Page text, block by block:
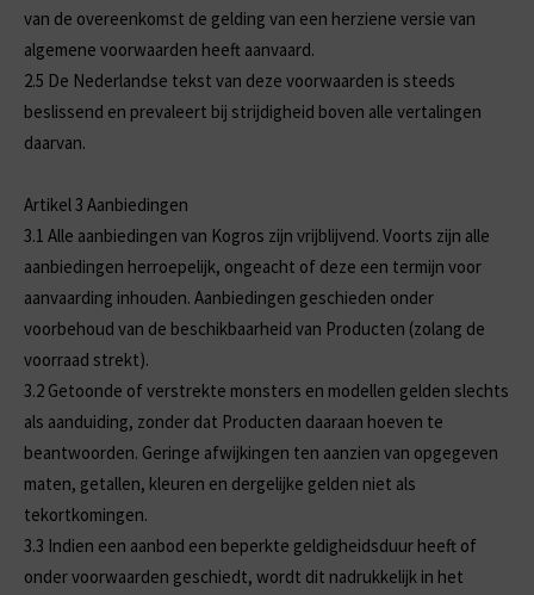
van de overeenkomst de gelding van een herziene versie van
algemene voorwaarden heeft aanvaard.
2.5 De Nederlandse tekst van deze voorwaarden is steeds
beslissend en prevaleert bij strijdigheid boven alle vertalingen
daarvan.
Artikel 3 Aanbiedingen
3.1 Alle aanbiedingen van Kogros zijn vrijblijvend. Voorts zijn alle
aanbiedingen herroepelijk, ongeacht of deze een termijn voor
aanvaarding inhouden. Aanbiedingen geschieden onder
voorbehoud van de beschikbaarheid van Producten (zolang de
voorraad strekt).
3.2 Getoonde of verstrekte monsters en modellen gelden slechts
als aanduiding, zonder dat Producten daaraan hoeven te
beantwoorden. Geringe afwijkingen ten aanzien van opgegeven
maten, getallen, kleuren en dergelijke gelden niet als
tekortkomingen.
3.3 Indien een aanbod een beperkte geldigheidsduur heeft of
onder voorwaarden geschiedt, wordt dit nadrukkelijk in het